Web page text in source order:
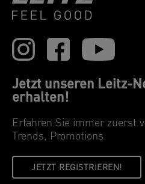
Jetzt unseren Leitz-
erhalten!
Erfahren Sie immer zuerst
Trends, Promotions
JETZT REGISTRIEREN!